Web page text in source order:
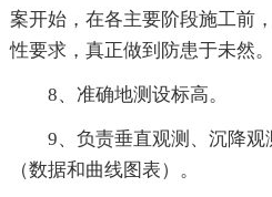
案开始，在各主要阶段施工前
性要求，真正做到防患于未然。
8、准确地测设标高。
9、负责垂直观测、沉降
（数据和曲线图表）。